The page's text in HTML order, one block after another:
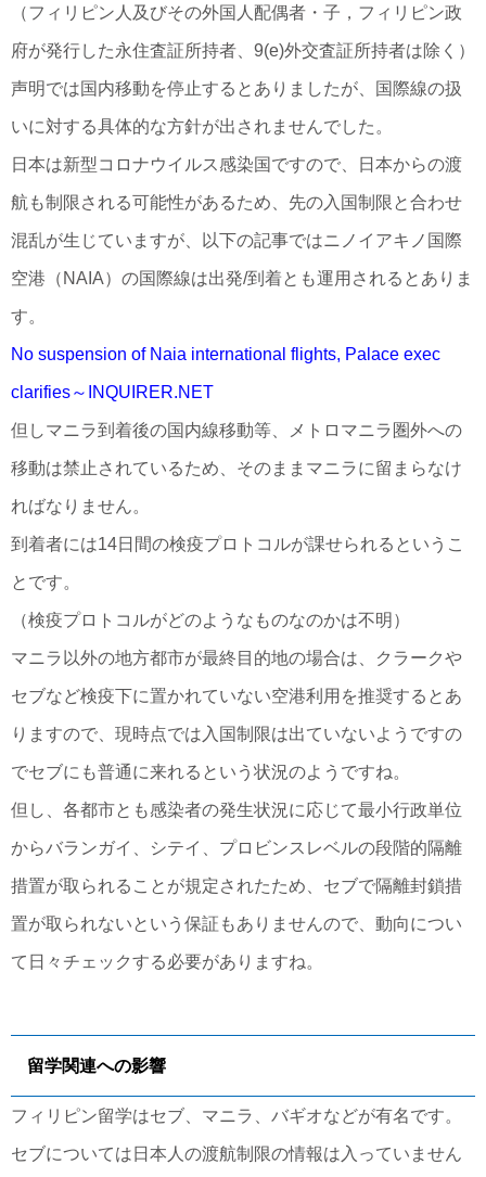
（フィリピン人及びその外国人配偶者・子，フィリピン政
府が発行した永住査証所持者、9(e)外交査証所持者は除く）
声明では国内移動を停止するとありましたが、国際線の扱
いに対する具体的な方針が出されませんでした。
日本は新型コロナウイルス感染国ですので、日本からの渡
航も制限される可能性があるため、先の入国制限と合わせ
混乱が生じていますが、以下の記事ではニノイアキノ国際
空港（NAIA）の国際線は出発/到着とも運用されるとありま
す。
No suspension of Naia international flights, Palace exec
clarifies～INQUIRER.NET
但しマニラ到着後の国内線移動等、メトロマニラ圏外への
移動は禁止されているため、そのままマニラに留まらなけ
ればなりません。
到着者には14日間の検疫プロトコルが課せられるというこ
とです。
（検疫プロトコルがどのようなものなのかは不明）
マニラ以外の地方都市が最終目的地の場合は、クラークや
セブなど検疫下に置かれていない空港利用を推奨するとあ
りますので、現時点では入国制限は出ていないようですの
でセブにも普通に来れるという状況のようですね。
但し、各都市とも感染者の発生状況に応じて最小行政単位
からバランガイ、シテイ、プロビンスレベルの段階的隔離
措置が取られることが規定されたため、セブで隔離封鎖措
置が取られないという保証もありませんので、動向につい
て日々チェックする必要がありますね。
留学関連への影響
フィリピン留学はセブ、マニラ、バギオなどが有名です。
セブについては日本人の渡航制限の情報は入っていません